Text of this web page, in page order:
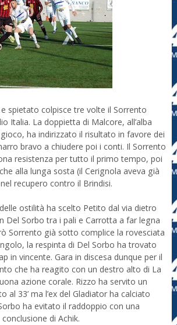
spietato colpisce tre volte il Sorrento
Italia. La doppietta di Malcore, all’alba
ha indirizzato il risultato in favore dei
bravo a chiudere poi i conti. Il Sorrento
resistenza per tutto il primo tempo, poi
alla lunga sosta (il Cerignola aveva già
recupero contro il Brindisi.
ostilità ha scelto Petito dal via dietro
Del Sorbo tra i pali e Carrotta a far legna
Sorrento già sotto complice la rovesciata
la respinta di Del Sorbo ha trovato
in vincente. Gara in discesa dunque per il
che ha reagito con un destro alto di La
azione corale. Rizzo ha servito un
al 33’ ma l’ex del Gladiator ha calciato
ha evitato il raddoppio con una
di Achik.